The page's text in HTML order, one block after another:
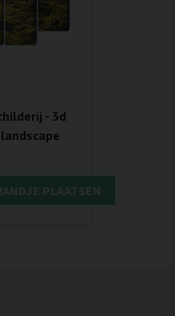
- 3d
PLAATSEN